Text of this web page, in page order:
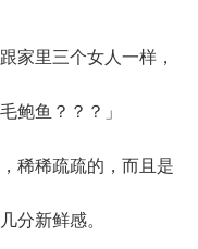
里三个女人一样，
鲍鱼？？？」
稀稀疏疏的，而且是
分新鲜感。